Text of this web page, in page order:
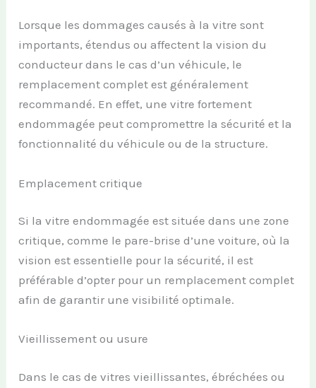
Lorsque les dommages causés à la vitre sont
importants, étendus ou affectent la vision du
conducteur dans le cas d’un véhicule, le
remplacement complet est généralement
recommandé. En effet, une vitre fortement
endommagée peut compromettre la sécurité et la
fonctionnalité du véhicule ou de la structure.
Emplacement critique
Si la vitre endommagée est située dans une zone
critique, comme le pare-brise d’une voiture, où la
vision est essentielle pour la sécurité, il est
préférable d’opter pour un remplacement complet
afin de garantir une visibilité optimale.
Vieillissement ou usure
Dans le cas de vitres vieillissantes, ébréchées ou